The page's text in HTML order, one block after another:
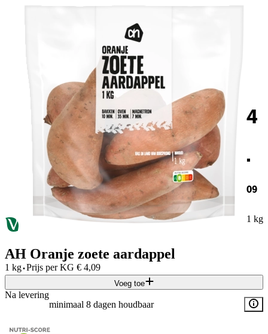
4
.
09
1 kg
AH Oranje zoete aardappel
1 kg·Prijs per KG € 4,09
Voeg toe
Na levering
minimaal 8 dagen houdbaar